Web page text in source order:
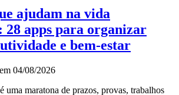
ajudam na vida
apps para organizar
e bem-estar
em 04/08/2026
uma maratona de prazos, provas, trabalhos